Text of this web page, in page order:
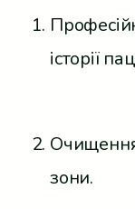
історії
зони.